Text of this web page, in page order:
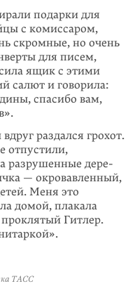
подарки для
с комиссаром,
скромные, но очень
для писем,
ящик с этими
салют и говорила:
спасибо вам,
раздался грохот.
отпустили,
разрушенные дере­
— окровавленный,
Меня это
домой, плакала
Гитлер.
ТАСС